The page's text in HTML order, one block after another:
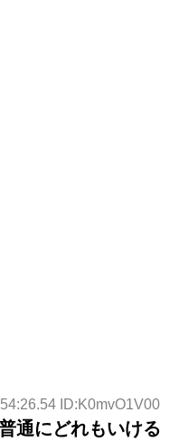
ID:K0mvO1V00
通にどれもいける